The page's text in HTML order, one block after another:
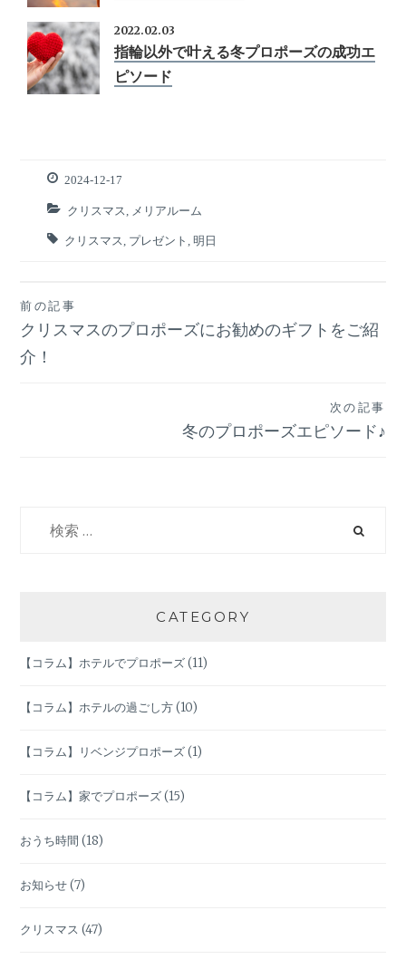
2022.02.03
指輪以外で叶える冬プロポーズの成功エ
ピソード
2024-12-17
クリスマス メリアルーム
クリスマス プレゼント 明日
投
稿
ン
前の記事
クリスマスのプロポーズにお勧めのギフトをご紹
介！
次の記事
冬のプロポーズエピソード♪
CATEGORY
【コラム】ホテルでプロポーズ(11)
【コラム】ホテルの過ごし方(10)
【コラム】リベンジプロポーズ(1)
【コラム】家でプロポーズ(15)
おうち時間 (18)
お知らせ(7)
クリスマス (47)